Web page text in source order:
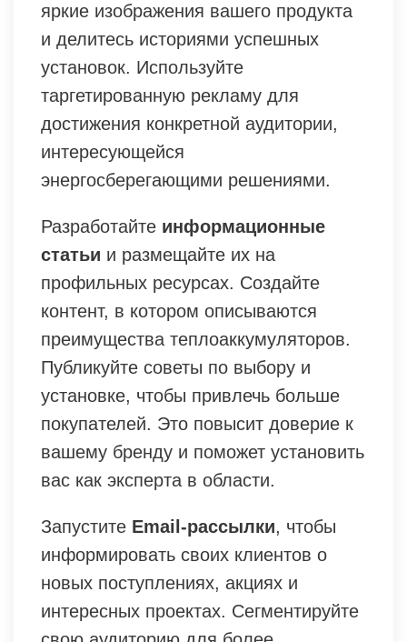
яркие изображения вашего продукта
и делитесь историями успешных
установок. Используйте
таргетированную рекламу для
достижения конкретной аудитории,
интересующейся
энергосберегающими решениями.
Разработайте информационные
статьи и размещайте их на
профильных ресурсах. Создайте
контент, в котором описываются
преимущества теплоаккумуляторов.
Публикуйте советы по выбору и
установке, чтобы привлечь больше
покупателей. Это повысит доверие к
вашему бренду и поможет установить
вас как эксперта в области.
Запустите Email-рассылки, чтобы
информировать своих клиентов о
новых поступлениях, акциях и
интересных проектах. Сегментируйте